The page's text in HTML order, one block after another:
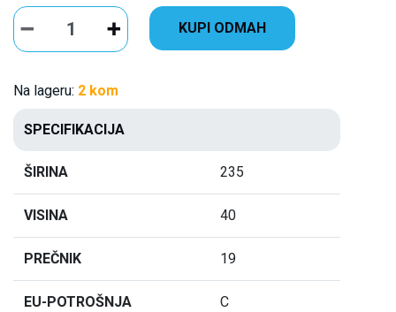
KUPI ODMAH
Na lageru: 2 kom
SPECIFIKACIJA
ŠIRINA 235
VISINA 40
PREČNIK 19
EU-POTROŠNJA C